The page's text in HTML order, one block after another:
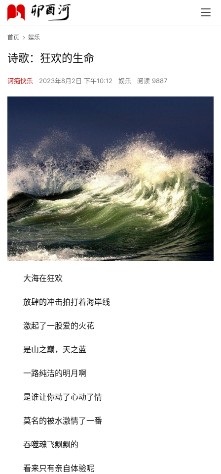
首页 娱乐
诗歌：狂欢的生命
诃痴快乐 2023年8月2日 下午10:12 娱乐 阅读 9887
大海在狂欢
放肆的冲击拍打着海岸线
激起了一股爱的火花
是山之巅，天之蓝
一路纯洁的明月啊
是谁让你动了心动了情
莫名的被水激情了一番
吞噬魂飞飘飘的
看来只有亲自体验呢